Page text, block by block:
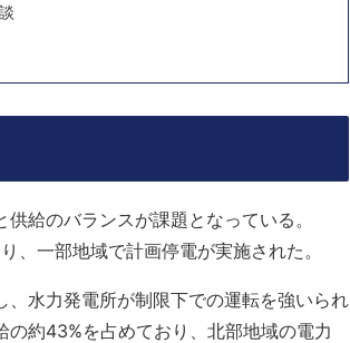
給のバランスが課題となっている。
一部地域で計画停電が実施された。
水力発電所が制限下での運転を強いられ
約43%を占めており、北部地域の電力